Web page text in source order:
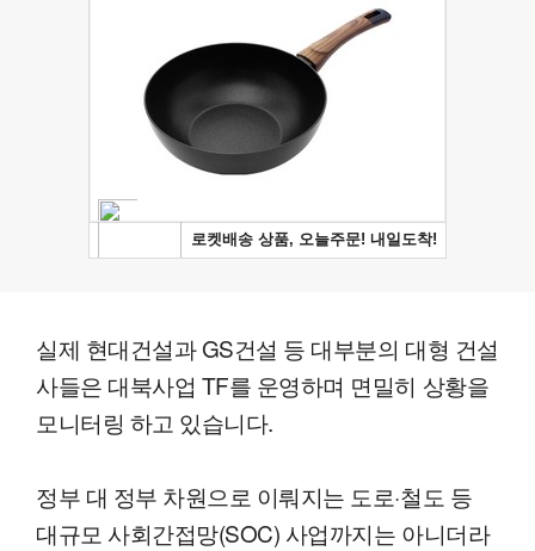
실제 현대건설과 GS건설 등 대부분의 대형 건설
사들은 대북사업 TF를 운영하며 면밀히 상황을
모니터링 하고 있습니다.
정부 대 정부 차원으로 이뤄지는 도로·철도 등
대규모 사회간접망(SOC) 사업까지는 아니더라